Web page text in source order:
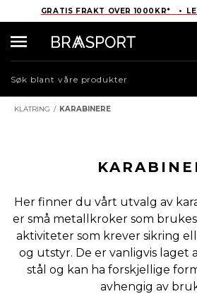
GRATIS FRAKT OVER 1000KR* •
KLATRING / KARABINERE
Her finner du vårt utvalg av
er små metallkroker som
aktiviteter som krever sikring
og utstyr. De er vanligvis laget
stål og kan ha forskjellige
avhengig av